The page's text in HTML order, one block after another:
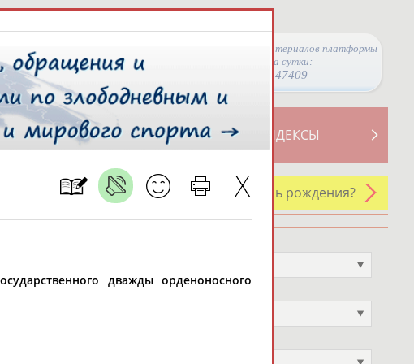
Просмотры материалов платформы
за сутки:
47409
СВОДНЫЕ ИНДЕКСЫ
АКТИВНОСТИ
У кого сегодня день рождения?
дважды орденоносного